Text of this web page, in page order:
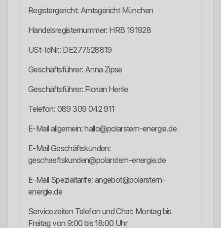
Registergericht: Amtsgericht München
Handelsregisternummer: HRB 191928
USt-IdNr.: DE277528819
Geschäftsführer: Anna Zipse
Geschäftsführer: Florian Henle
Telefon: 089 309 042 911
E-Mail allgemein: hallo@polarstern-energie.de
E-Mail Geschäftskunden:
geschaeftskunden@polarstern-energie.de
E-Mail Spezialtarife: angebot@polarstern-
energie.de
Servicezeiten Telefon und Chat: Montag bis
Freitag von 9:00 bis 18:00 Uhr